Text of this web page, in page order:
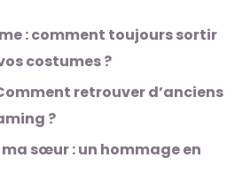
: comment toujours sortir
costumes ?
retrouver d’anciens
?
ma sœur : un hommage en